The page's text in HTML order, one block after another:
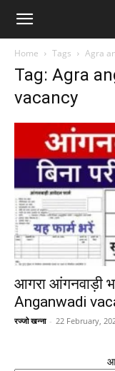
Home Tags Agra
Tag: Agra
vacancy
आगरा आंगनवाड़ी
Anganwadi
रज्जो खन्ना - 22 February,